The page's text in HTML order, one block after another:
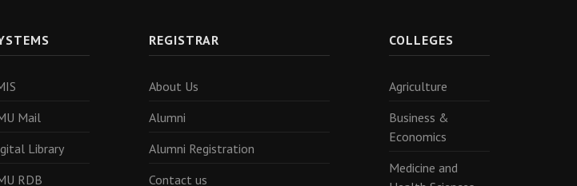
Mail
Library
RDB
REGISTRAR
About Us
Alumni
Alumni Registration
Contact us
COLLEGES
Agriculture
Business &
Economics
Medicine and